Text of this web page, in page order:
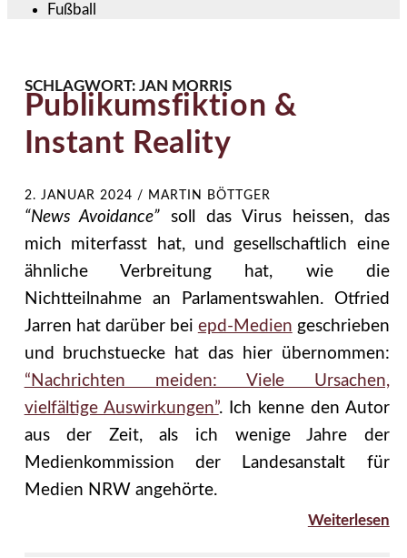
Fußball
SCHLAGWORT: JAN MORRIS
Publikumsfiktion &
Instant Reality
2. JANUAR 2024 / MARTIN BÖTTGER
“News Avoidance” soll das Virus heissen, das
mich miterfasst hat, und gesellschaftlich eine
ähnliche Verbreitung hat, wie die
Nichtteilnahme an Parlamentswahlen. Otfried
Jarren hat darüber bei epd-Medien geschrieben
und bruchstuecke hat das hier übernommen:
“Nachrichten meiden: Viele Ursachen,
vielfältige Auswirkungen”. Ich kenne den Autor
aus der Zeit, als ich wenige Jahre der
Medienkommission der Landesanstalt für
Medien NRW angehörte.
Weiterlesen